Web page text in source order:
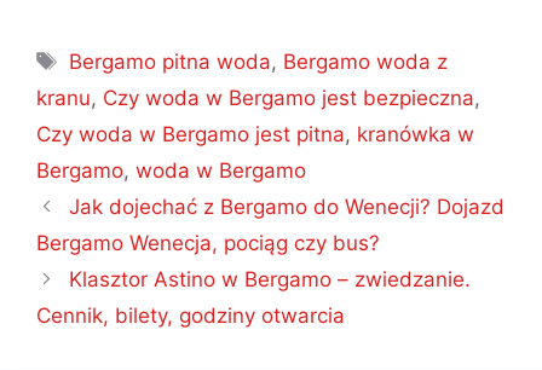
Tagi
Bergamo pitna woda, Bergamo woda z
kranu, Czy woda w Bergamo jest bezpieczna,
Czy woda w Bergamo jest pitna, kranówka w
Bergamo, woda w Bergamo
Nawigacja
wpisu
Jak dojechać z Bergamo do Wenecji? Dojazd
Bergamo Wenecja, pociąg czy bus?
Klasztor Astino w Bergamo – zwiedzanie.
Cennik, bilety, godziny otwarcia